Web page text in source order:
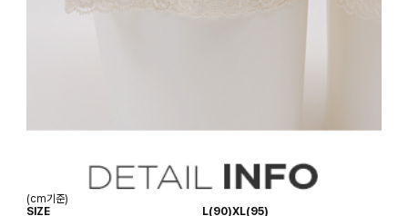
(cm기준)
SIZE
L(90)XL(95)